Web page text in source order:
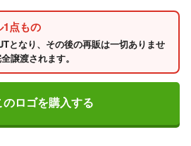
1点もの
となり、その後の再販は一切ありませ
譲渡されます。
のロゴを購入する